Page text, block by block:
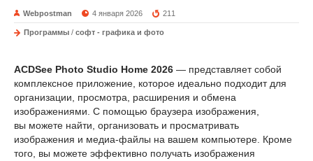
Webpostman 4 января 2026 211
Программы / софт - графика и фото
ACDSee Photo Studio Home 2026 — представляет собой
комплексное приложение, которое идеально подходит для
организации, просмотра, расширения и обмена
изображениями. С помощью браузера изображения,
вы можете найти, организовать и просматривать
изображения и медиа-файлы на вашем компьютере. Кроме
того, вы можете эффективно получать изображения